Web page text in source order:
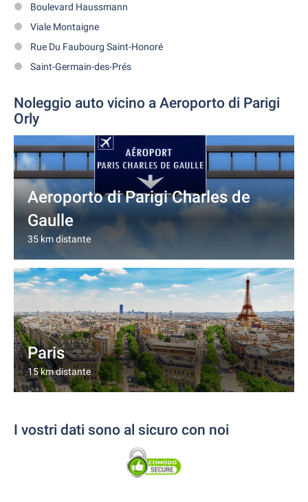
Boulevard Haussmann
Viale Montaigne
Rue Du Faubourg Saint-Honoré
Saint-Germain-des-Prés
Noleggio auto vicino a Aeroporto di Parigi
Orly
Aeroporto di Parigi Charles de
Gaulle
35 km distante
Paris
15 km distante
I vostri dati sono al sicuro con noi